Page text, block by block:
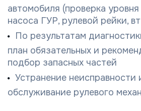
автомобиля (проверка
насоса ГУР, рулевой рейки,
По результатам
план обязательных и
подбор запасных частей
Устранение неисправности
обслуживание рулевого